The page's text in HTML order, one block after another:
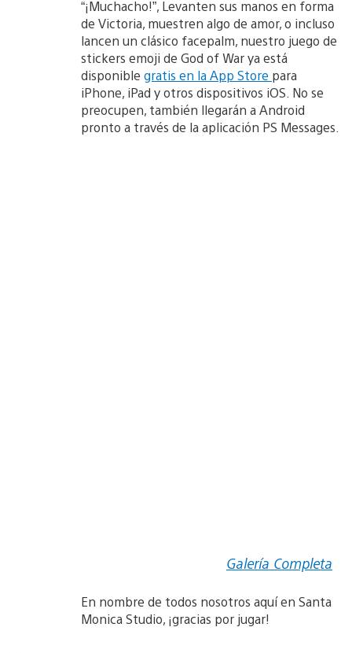
“¡Muchacho!”, Levanten sus manos en forma
de Victoria, muestren algo de amor, o incluso
lancen un clásico facepalm, nuestro juego de
stickers emoji de God of War ya está
disponible gratis en la App Store para
iPhone, iPad y otros dispositivos iOS. No se
preocupen, también llegarán a Android
pronto a través de la aplicación PS Messages.
Galería Completa
En nombre de todos nosotros aquí en Santa
Monica Studio, ¡gracias por jugar!